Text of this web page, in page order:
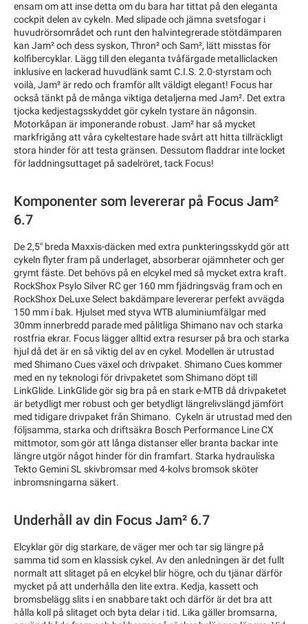
ensam om att inse detta om du bara har tittat på den eleganta
cockpit delen av cykeln. Med slipade och jämna svetsfogar i
huvudrörsområdet och runt den halvintegrerade stötdämparen
kan Jam² och dess syskon, Thron² och Sam², lätt misstas för
kolfibercyklar. Lägg till den eleganta tvåfärgade metalliclacken
inklusive en lackerad huvudlänk samt C.I.S. 2.0-styrstam och
voilà, Jam² är redo och framför allt väldigt elegant! Focus har
också tänkt på de många viktiga detaljerna med Jam². Det extra
tjocka kedjestagsskyddet gör cykeln tystare än någonsin.
Motorkåpan är imponerande robust. Jam² har så mycket
markfrigång att våra cykeltestare hade svårt att hitta tillräckligt
stora hinder för att testa gränsen. Dessutom fladdrar inte locket
för laddningsuttaget på sadelröret, tack Focus!
Komponenter som levererar på Focus Jam²
6.7
De 2,5" breda Maxxis-däcken med extra punkteringsskydd gör att
cykeln flyter fram på underlaget, absorberar ojämnheter och ger
grymt fäste. Det behövs på en elcykel med så mycket extra kraft.
RockShox Psylo Silver RC ger 160 mm fjädringsväg fram och en
RockShox DeLuxe Select bakdämpare levererar perfekt avvägda
150 mm i bak. Hjulset med styva WTB aluminiumfälgar med
30mm innerbredd parade med pålitliga Shimano nav och starka
rostfria ekrar. Focus lägger alltid extra resurser på bra och starka
hjul då det är en så viktig del av en cykel. Modellen är utrustad
med Shimano Cues växel och drivpaket. Shimano Cues kommer
med en ny teknologi för drivpaketet som Shimano döpt till
LinkGlide. LinkGlide gör sig bra på en stark e-MTB då drivpaketet
är betydligt mer robust och ger betydligt längrelivslängd jämfört
med tidigare drivpaket från Shimano. Cykeln är utrustad med den
följsamma, starka och driftsäkra Bosch Performance Line CX
mittmotor, som gör att långa distanser eller branta backar inte
längre utgör något hinder för din framfart. Starka hydrauliska
Tekto Gemini SL skivbromsar med 4-kolvs bromsok sköter
inbromsningarna säkert.
Underhåll av din Focus Jam² 6.7
Elcyklar gör dig starkare, de väger mer och tar sig längre på
samma tid som en klassisk cykel. Av den anledningen är det fullt
normalt att slitaget på en elcykel blir högre, och du tjänar därför
mycket på att underhålla den lite extra. Kedja, kassett och
bromsbelägg slits i en snabbare takt och därför är det bra att
hålla koll på slitaget och byta delar i tid. Lika gäller bromsarna,